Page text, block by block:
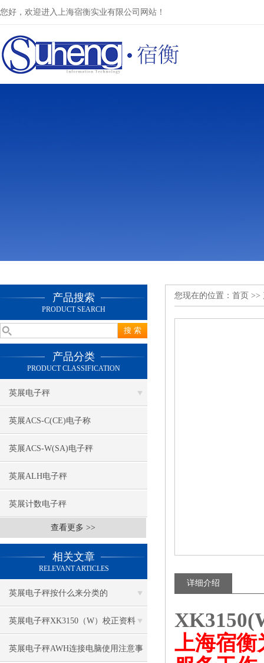
您好，欢迎进入上海宿衡实业有限公司网站！
产品搜索
PRODUCT SEARCH
产品分类
PRODUCT CLASSIFICATION
英展电子秤
英展ACS-C(CE)电子称
英展ACS-W(SA)电子秤
英展ALH电子秤
英展计数电子秤
查看更多 >>
相关文章
RELEVANT ARTICLES
英展电子秤按什么来分类的
英展电子秤XK3150（W）校正资料
英展电子秤AWH连接电脑使用注意事
您现在的位置： 首页 >>
详细介绍
上海宿衡